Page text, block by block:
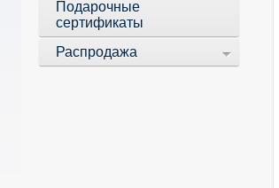
Подарочные
сертификаты
Распродажа